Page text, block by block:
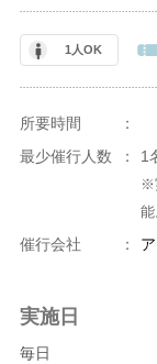
1人OK
所要時間
：
最少催行人数
： 1
※
能
催行会社 ：
実施日
毎日